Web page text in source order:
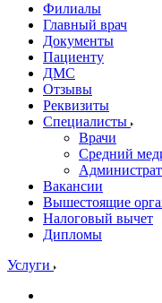
Филиалы
Главный врач
Документы
Пациенту
ДМС
Отзывы
Реквизиты
Специалисты
Врачи
Средний
Вакансии
Вышестоящие
Налоговый вычет
Дипломы
Услуги